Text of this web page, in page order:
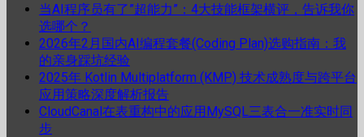
当AI程序员有了”超能力”：4大技能框架横评，告诉我你
选哪个？
2026年2月国内AI编程套餐(Coding Plan)选购指南：我
的亲身踩坑经验
2025年 Kotlin Multiplatform (KMP) 技术成熟度与跨平台
应用策略深度解析报告
CloudCanal在表重构中的应用MySQL三表合一准实时同
步